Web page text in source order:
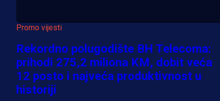
Promo vijesti
Rekordno polugodište BH Telecoma:
prihodi 275,2 miliona KM, dobit veća
12 posto i najveća produktivnost u
historiji